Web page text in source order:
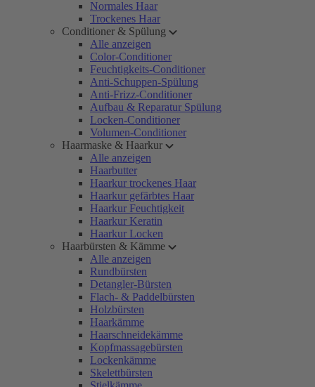
Normales Haar
Trockenes Haar
Conditioner & Spülung
Alle anzeigen
Color-Conditioner
Feuchtigkeits-Conditioner
Anti-Schuppen-Spülung
Anti-Frizz-Conditioner
Aufbau & Reparatur Spülung
Locken-Conditioner
Volumen-Conditioner
Haarmaske & Haarkur
Alle anzeigen
Haarbutter
Haarkur trockenes Haar
Haarkur gefärbtes Haar
Haarkur Feuchtigkeit
Haarkur Keratin
Haarkur Locken
Haarbürsten & Kämme
Alle anzeigen
Rundbürsten
Detangler-Bürsten
Flach- & Paddelbürsten
Holzbürsten
Haarkämme
Haarschneidekämme
Kopfmassagebürsten
Lockenkämme
Skelettbürsten